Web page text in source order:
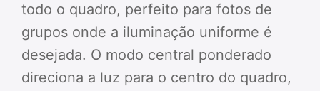
todo o quadro, perfeito para fotos de
grupos onde a iluminação uniforme é
desejada. O modo central ponderado
direciona a luz para o centro do quadro,